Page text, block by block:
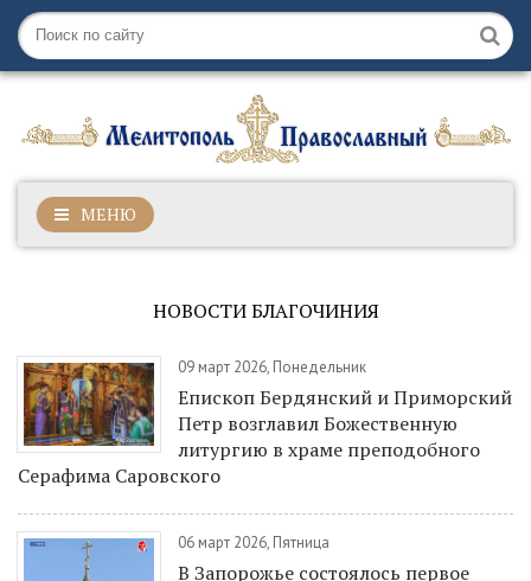
МЕНЮ
НОВОСТИ БЛАГОЧИНИЯ
09 март 2026, Понедельник
Епископ Бердянский и Приморский
Петр возглавил Божественную
литургию в храме преподобного
Серафима Саровского
06 март 2026, Пятница
В Запорожье состоялось первое